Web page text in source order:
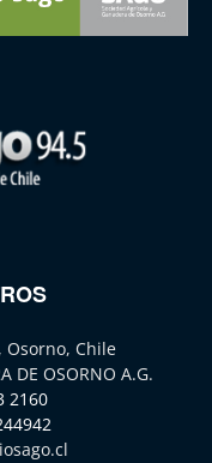
Osorno, Chile
DE OSORNO A.G.
2160